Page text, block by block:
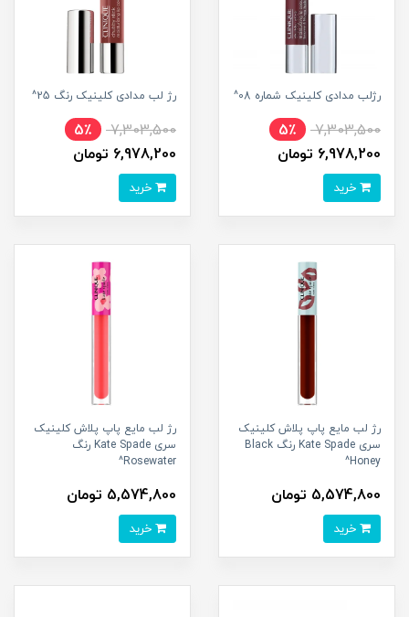
رژلب مدادی کلینیک شماره 08^
7,303,500
5٪
6,978,200 تومان
رژ لب مدادی کلینیک رنگ 25^
7,303,500
5٪
6,978,200 تومان
رژ لب مایع پاپ پلاش کلینیک
سری Kate Spade رنگ Black
Honey^
5,574,800 تومان
رژ لب مایع پاپ پلاش کلینیک
سری Kate Spade رنگ
Rosewater^
5,574,800 تومان